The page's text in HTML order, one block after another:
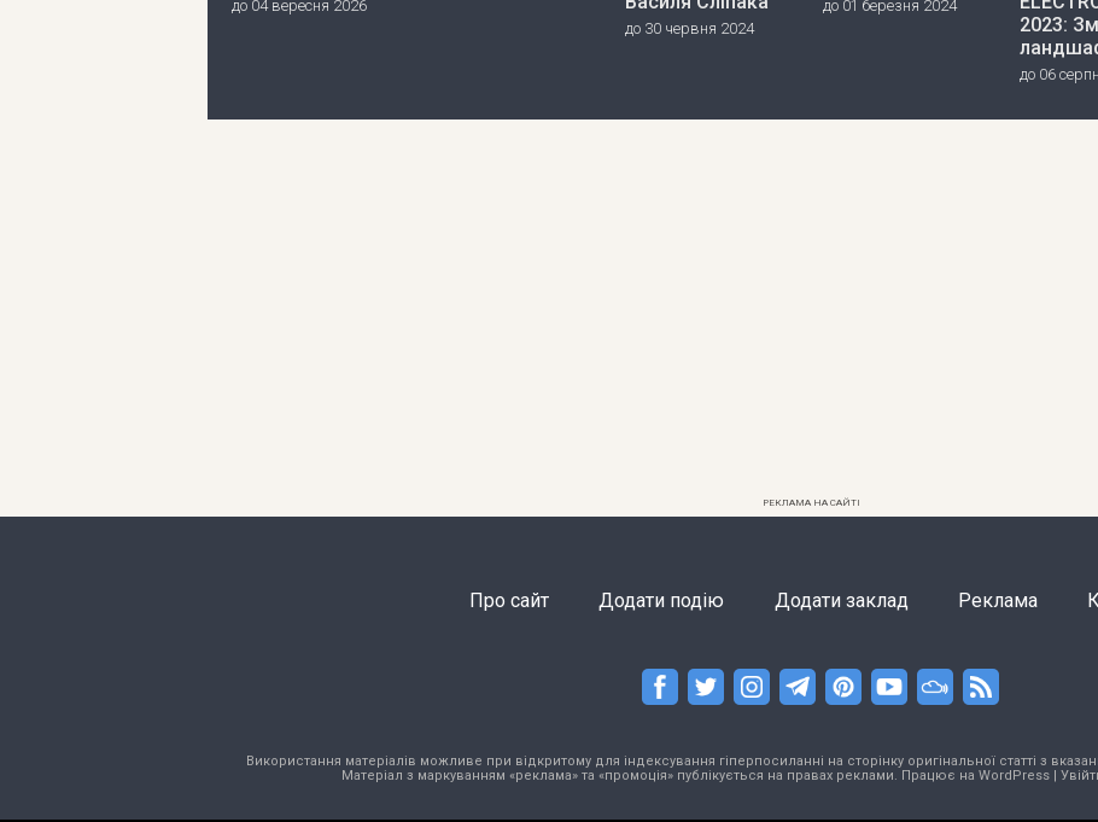
до 04 вересня 2026
до 30 червня 2024
до 01 березня 2024
2023:
до 06
РЕКЛАМА НА САЙТІ
Про сайт Додати подію Додати заклад Реклама
Використання матеріалів можливе при відкритому для індексування гіперпосиланні на сторінку оригінальної статті з
Матеріал з маркуванням «реклама» та «промоція» публікується на правах реклами. Працює на WordPress|